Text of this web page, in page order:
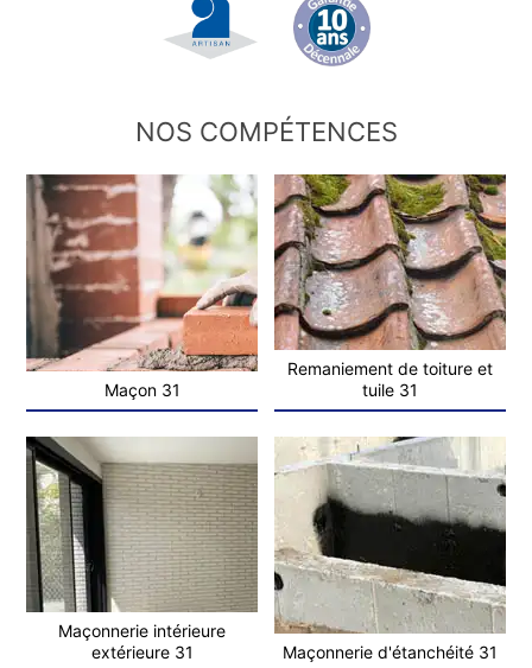
NOS COMPÉTENCES
Maçon 31
Remaniement de toiture et
tuile 31
Maçonnerie intérieure
extérieure 31
Maçonnerie d'étanchéité 31